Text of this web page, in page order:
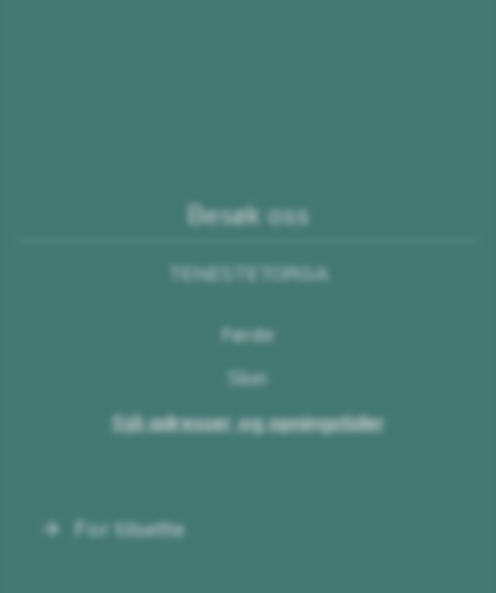
Besøk oss
TENESTETORGA
Førde
Skei
Sjå adresser og opningstider
For tilsette